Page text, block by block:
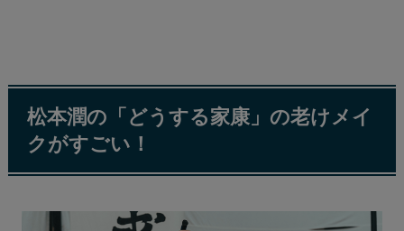
松本潤の「どうする家康」の老けメイ
クがすごい！